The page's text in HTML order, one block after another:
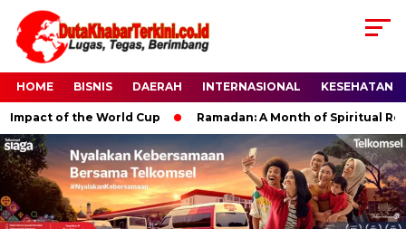
HOME BISNIS DAERAH INTERNASIONAL KESEHATAN
of the World Cup Ramadan: A Month of Spiritual